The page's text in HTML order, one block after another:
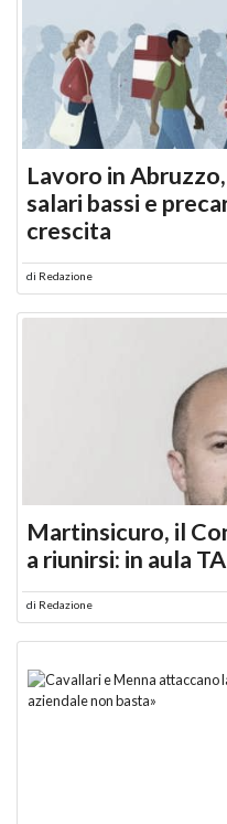
Lavoro in
salari bassi e
crescita
di Redazione
Martinsicuro, il
a riunirsi: in aula
di Redazione